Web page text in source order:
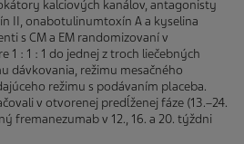
kalciových kanálov, antagonisty
II, onabotulinumtoxín A a kyselina
s CM a EM randomizovaní v
1 : 1 : 1 do jednej z troch liečebných
dávkovania, režimu mesačného
režimu s podávaním placeba.
v otvorenej predĺženej fáze (13.–24.
fremanezumab v 12., 16. a 20. týždni